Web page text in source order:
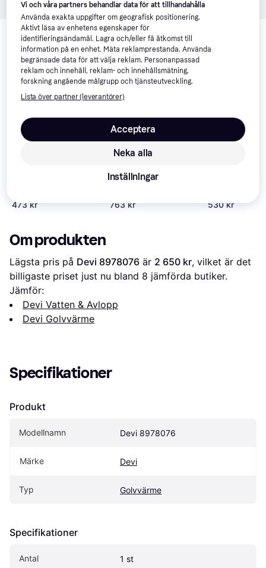
Relaterade produkter
Vi har plockat fram ett urval av produkter som kanske skulle
intressera dig. Visa alla
473 kr
Ebeco Frostvakt 10
763 kr
530 kr
Om produkten
Lägsta pris på Devi 8978076 är 2 650 kr, vilket är det
billigaste priset just nu bland 8 jämförda butiker.
Jämför:
Devi Vatten & Avlopp
Devi Golvvärme
Specifikationer
Produkt
Modellnamn Devi 8978076
Märke Devi
Typ Golvvärme
Specifikationer
Antal 1 st
Vi och våra partners behandlar data för att tillhandahålla
Använda exakta uppgifter om geografisk positionering.
Aktivt läsa av enhetens egenskaper för
identifieringsändamål. Lagra och/eller få åtkomst till
information på en enhet. Mäta reklamprestanda. Använda
begränsade data för att välja reklam. Personanpassad
reklam och innehåll, reklam- och innehållsmätning,
forskning angående målgrupp och tjänsteutveckling.
Lista över partner (leverantörer)
Neka alla
Acceptera
Inställningar